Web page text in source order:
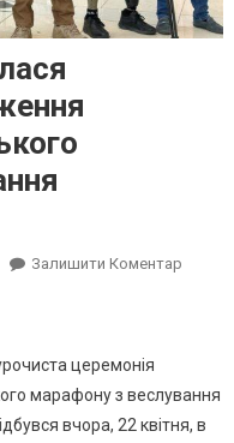
Залишити КоментарOn
церемонія
марафону з веслування
вчора, 22 квітня, в